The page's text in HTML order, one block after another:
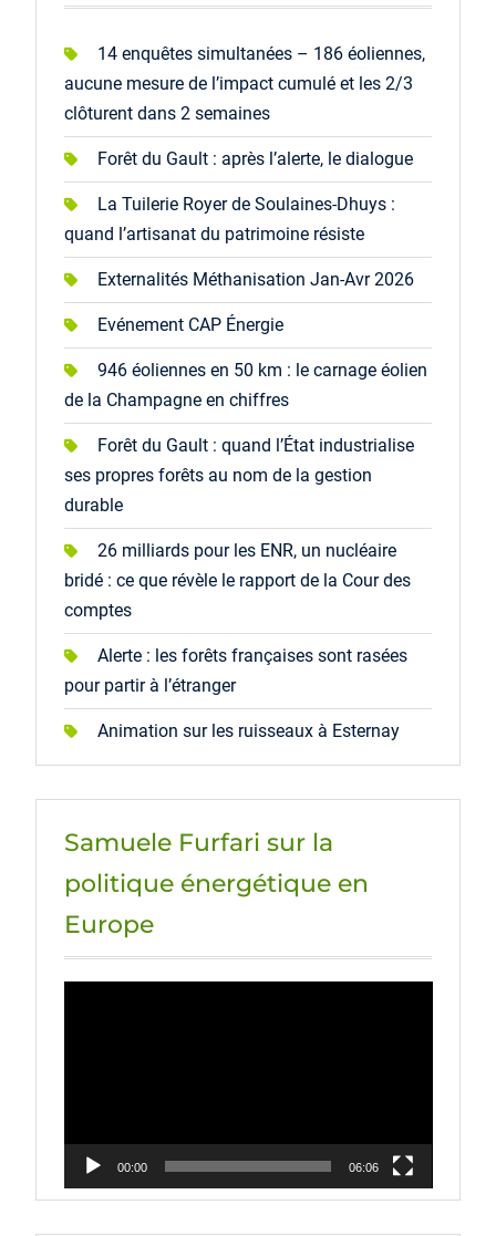
14 enquêtes simultanées – 186 éoliennes,
aucune mesure de l’impact cumulé et les 2/3
clôturent dans 2 semaines
Forêt du Gault : après l’alerte, le dialogue
La Tuilerie Royer de Soulaines-Dhuys :
quand l’artisanat du patrimoine résiste
Externalités Méthanisation Jan-Avr 2026
Evénement CAP Énergie
946 éoliennes en 50 km : le carnage éolien
de la Champagne en chiffres
Forêt du Gault : quand l’État industrialise
ses propres forêts au nom de la gestion
durable
26 milliards pour les ENR, un nucléaire
bridé : ce que révèle le rapport de la Cour des
comptes
Alerte : les forêts françaises sont rasées
pour partir à l’étranger
Animation sur les ruisseaux à Esternay
Samuele Furfari sur la
politique énergétique en
Europe
00:00 06:06